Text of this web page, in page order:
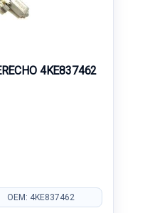
4KE837462
OEM: 4KE837462